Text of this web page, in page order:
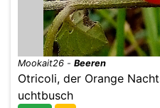
Mookait26 - Beeren
Otricoli, der Orange
uchtbusch